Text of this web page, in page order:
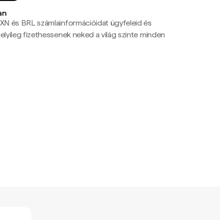
és BRL számlainformációidat ügyfeleid és
fizethessenek neked a világ szinte minden